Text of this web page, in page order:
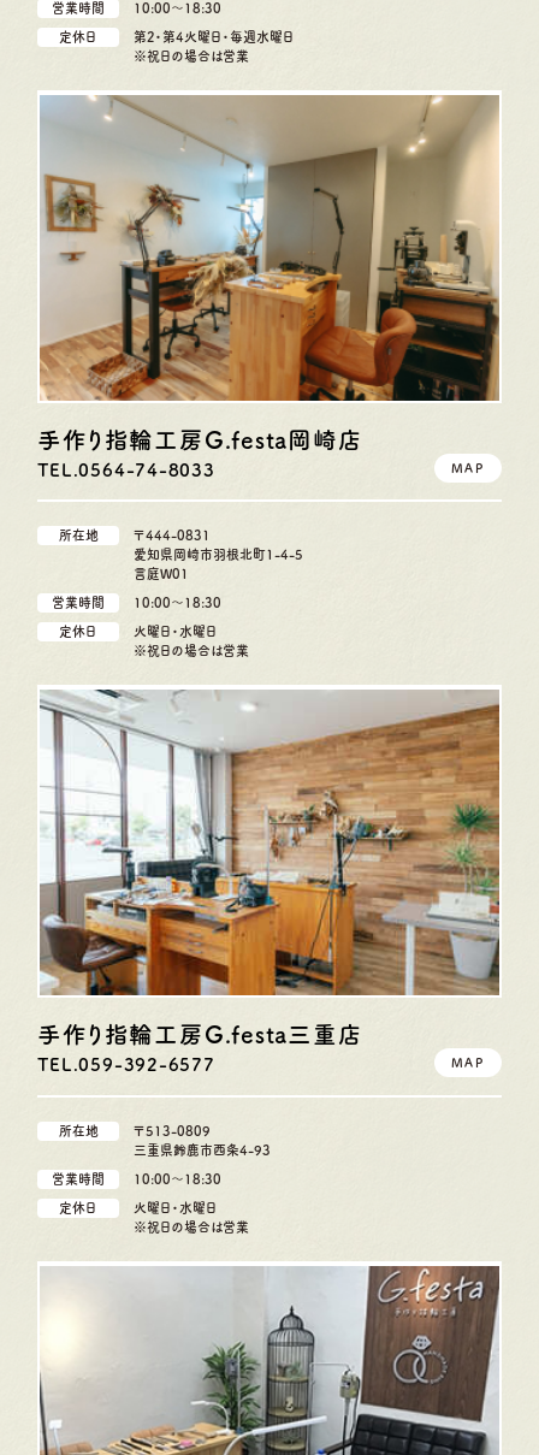
営業時間 10:00〜18:30
定休日
第2・第4火曜日・毎週水曜日
※祝日の場合は営業
手作り指輪工房G.festa岡崎店
TEL.0564-74-8033 MAP
所在地
〒444-0831
愛知県岡崎市羽根北町1-4-5
言庭W01
営業時間 10:00〜18:30
定休日
火曜日・水曜日
※祝日の場合は営業
手作り指輪工房G.festa三重店
TEL.059-392-6577 MAP
所在地
〒513-0809
三重県鈴鹿市西条4-93
営業時間 10:00〜18:30
定休日
火曜日・水曜日
※祝日の場合は営業